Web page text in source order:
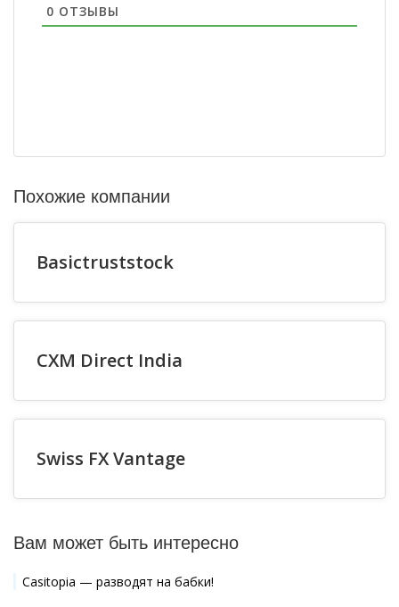
0 ОТЗЫВЫ
Похожие компании
Basictruststock
CXM Direct India
Swiss FX Vantage
Вам может быть интересно
Casitopia — разводят на бабки!